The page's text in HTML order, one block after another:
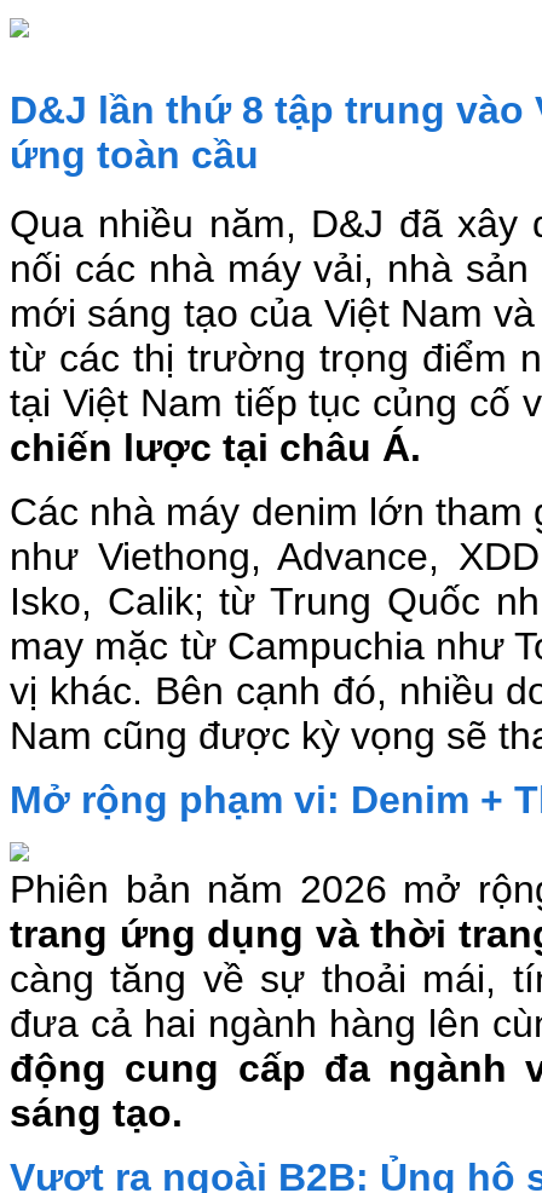
D&J lần thứ 8 tập trung
ứng toàn cầu
Qua nhiều năm, D&J đã
nối các nhà máy vải, nhà
mới sáng tạo của Việt Nam
từ các thị trường trọng điểm
tại Việt Nam tiếp tục củng cố
chiến lược tại châu Á.
Các nhà máy denim lớn
như Viethong, Advance,
Isko, Calik; từ Trung Quốc
may mặc từ Campuchia như
vị khác. Bên cạnh đó, nhiều
Nam cũng được kỳ vọng sẽ
Mở rộng phạm vi: Denim +
Phiên bản năm 2026 mở
trang ứng dụng và thời
càng tăng về sự thoải mái,
đưa cả hai ngành hàng lên
động cung cấp đa ngành
sáng tạo.
Vượt ra ngoài B2B: Ủng hộ